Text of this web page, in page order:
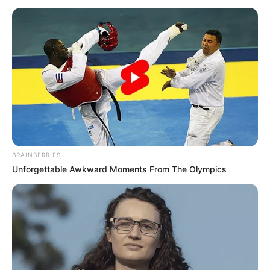
Лист міністра освіти і науки України Оксена
BRAINBERRIES
Unforgettable Awkward Moments From The Olympics